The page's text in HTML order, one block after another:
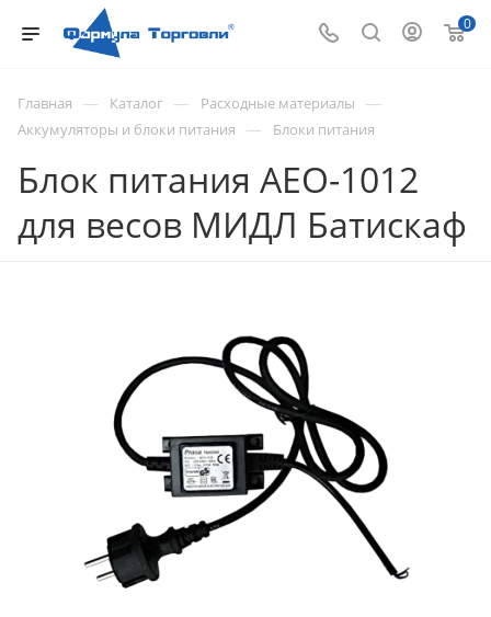
0
Главная — Каталог — Расходные материалы —
Аккумуляторы и блоки питания — Блоки питания
Блок питания AEO-1012
для весов МИДЛ Батискаф